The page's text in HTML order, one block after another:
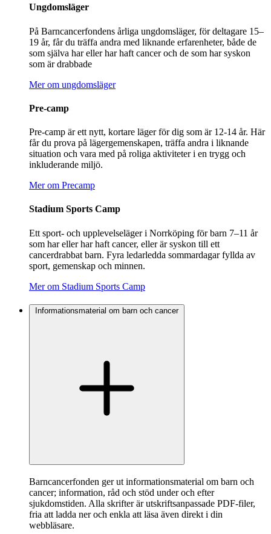
Ungdomsläger
På Barncancerfondens årliga ungdomsläger, för deltagare 15–
19 år, får du träffa andra med liknande erfarenheter, både de
som själva har eller har haft cancer och de som har syskon
som är drabbade
Mer om ungdomsläger
Pre-camp
Pre-camp är ett nytt, kortare läger för dig som är 12-14 år. Här
får du prova på lägergemenskapen, träffa andra i liknande
situation och vara med på roliga aktiviteter i en trygg och
inkluderande miljö.
Mer om Precamp
Stadium Sports Camp
Ett sport- och upplevelseläger i Norrköping för barn 7–11 år
som har eller har haft cancer, eller är syskon till ett
cancerdrabbat barn. Fyra ledarledda sommardagar fyllda av
sport, gemenskap och minnen.
Mer om Stadium Sports Camp
Informationsmaterial om barn och cancer
Barncancerfonden ger ut informationsmaterial om barn och
cancer; information, råd och stöd under och efter
sjukdomstiden. Alla skrifter är utskriftsanpassade PDF-filer,
fria att ladda ner och enkla att läsa även direkt i din
webbläsare.